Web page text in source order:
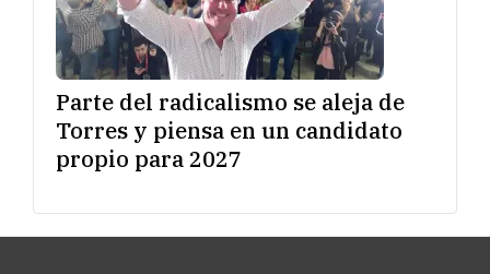
Parte del radicalismo se aleja de
Torres y piensa en un candidato
propio para 2027